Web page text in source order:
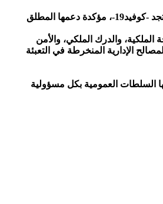
مختلف المبادرات والتوجيهات الملكية السامية الجريئة والشجاعة والاستباقية المتخذة حماية للشعب المغربي من تداعيات انتشار فيروس كورونا المستجد -كوفيد19-، مؤكدة دعمها المطلق
والدرك الملكي، والأمن
الإدارية المنخرطة في التعبئة
السلطات العمومية بكل مسؤولية